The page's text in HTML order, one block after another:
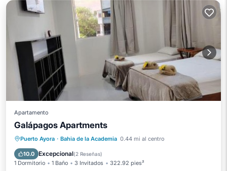
Apartamento
Galápagos Apartments
Puerto Ayora · Bahia de la Academia 0.44 mi al centro
10.0 Excepcional(2 Reseñas)
1 Dormitorio 1 Baño 3 Invitados 322.92 pies²
Vistas Aire acondicionado
Internet
Apto para niños